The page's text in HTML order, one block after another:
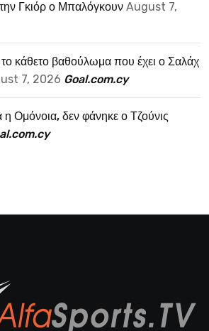
Γκιόρ ο Μπαλόγκουν August 7,
το κάθετο βαθούλωμα που έχει ο Σαλάχ
7, 2026 Goal.com.cy
η Ομόνοια, δεν φάνηκε ο Τζούνις